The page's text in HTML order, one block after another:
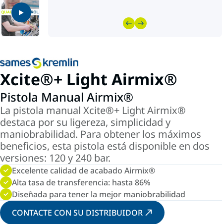
Xcite®+ Light Airmix®
Pistola Manual Airmix®
La pistola manual Xcite®+ Light Airmix®
destaca por su ligereza, simplicidad y
maniobrabilidad. Para obtener los máximos
beneficios, esta pistola está disponible en dos
versiones: 120 y 240 bar.
Excelente calidad de acabado Airmix®
Alta tasa de transferencia: hasta 86%
Diseñada para tener la mejor maniobrabilidad
CONTACTE CON SU DISTRIBUIDOR